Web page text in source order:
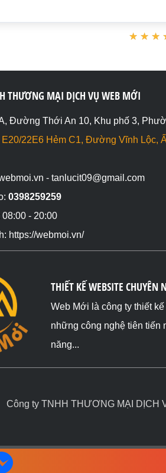
★ ★ ★
★ ★ ★
THƯƠNG MẠI DỊCH VỤ WEB MỚI
Đường Thới An 10, Khu phố 3,
22E6 Hẻm C1, Đường Vĩnh Lộc,
- tanlucit09@gmail.com
0398259259
- 20:00
https://webmoi.vn/
THIẾT KẾ WEBSITE
Web Mới là công ty thiết
những công nghệ tiên tiến
năng...
Công ty TNHH THƯƠNG MẠI DỊCH